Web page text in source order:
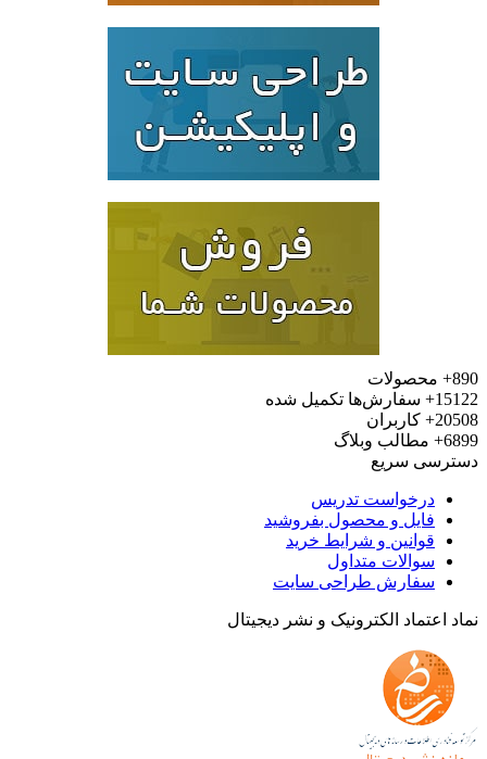
محصولات
سفارش‌ها تکمیل شده
کاربران
مطالب وبلاگ
سریع
درخواست تدریس
فایل و محصول بفروشید
قوانین و شرایط خرید
سوالات متداول
سفارش طراحی سایت
اعتماد الکترونیک و نشر دیجیتال